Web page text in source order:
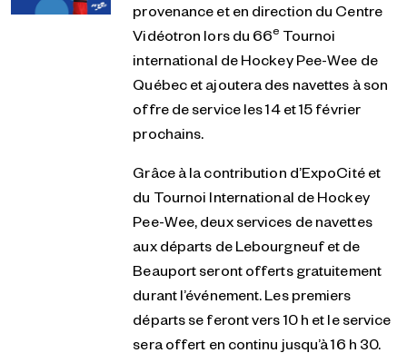
provenance et en direction du Centre
Vidéotron lors du 66e Tournoi
international de Hockey Pee-Wee de
Québec et ajoutera des navettes à son
offre de service les 14 et 15 février
prochains.
Grâce à la contribution d’ExpoCité et
du Tournoi International de Hockey
Pee-Wee, deux services de navettes
aux départs de Lebourgneuf et de
Beauport seront offerts gratuitement
durant l’événement. Les premiers
départs se feront vers 10 h et le service
sera offert en continu jusqu’à 16 h 30.